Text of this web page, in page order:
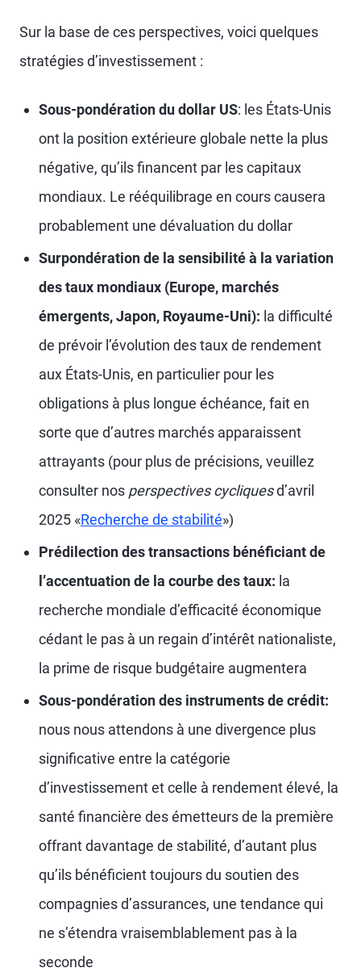
Sur la base de ces perspectives, voici quelques
stratégies d’investissement :
Sous-pondération du dollar US: les États-Unis
ont la position extérieure globale nette la plus
négative, qu’ils financent par les capitaux
mondiaux. Le rééquilibrage en cours causera
probablement une dévaluation du dollar
Surpondération de la sensibilité à la variation
des taux mondiaux (Europe, marchés
émergents, Japon, Royaume-Uni): la difficulté
de prévoir l’évolution des taux de rendement
aux États-Unis, en particulier pour les
obligations à plus longue échéance, fait en
sorte que d’autres marchés apparaissent
attrayants (pour plus de précisions, veuillez
consulter nos perspectives cycliquesd’avril
2025 «Recherche de stabilité»)
Prédilection des transactions bénéficiant de
l’accentuation de la courbe des taux: la
recherche mondiale d’efficacité économique
cédant le pas à un regain d’intérêt nationaliste,
la prime de risque budgétaire augmentera
Sous-pondération des instruments de crédit:
nous nous attendons à une divergence plus
significative entre la catégorie
d’investissement et celle à rendement élevé, la
santé financière des émetteurs de la première
offrant davantage de stabilité, d’autant plus
qu’ils bénéficient toujours du soutien des
compagnies d’assurances, une tendance qui
ne s’étendra vraisemblablement pas à la
seconde